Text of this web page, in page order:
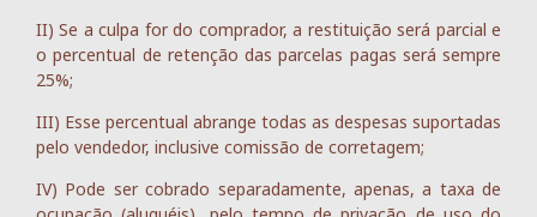
II) Se a culpa for do comprador, a restituição será parcial e
o percentual de retenção das parcelas pagas será sempre
25%;
III) Esse percentual abrange todas as despesas suportadas
pelo vendedor, inclusive comissão de corretagem;
IV) Pode ser cobrado separadamente, apenas, a taxa de